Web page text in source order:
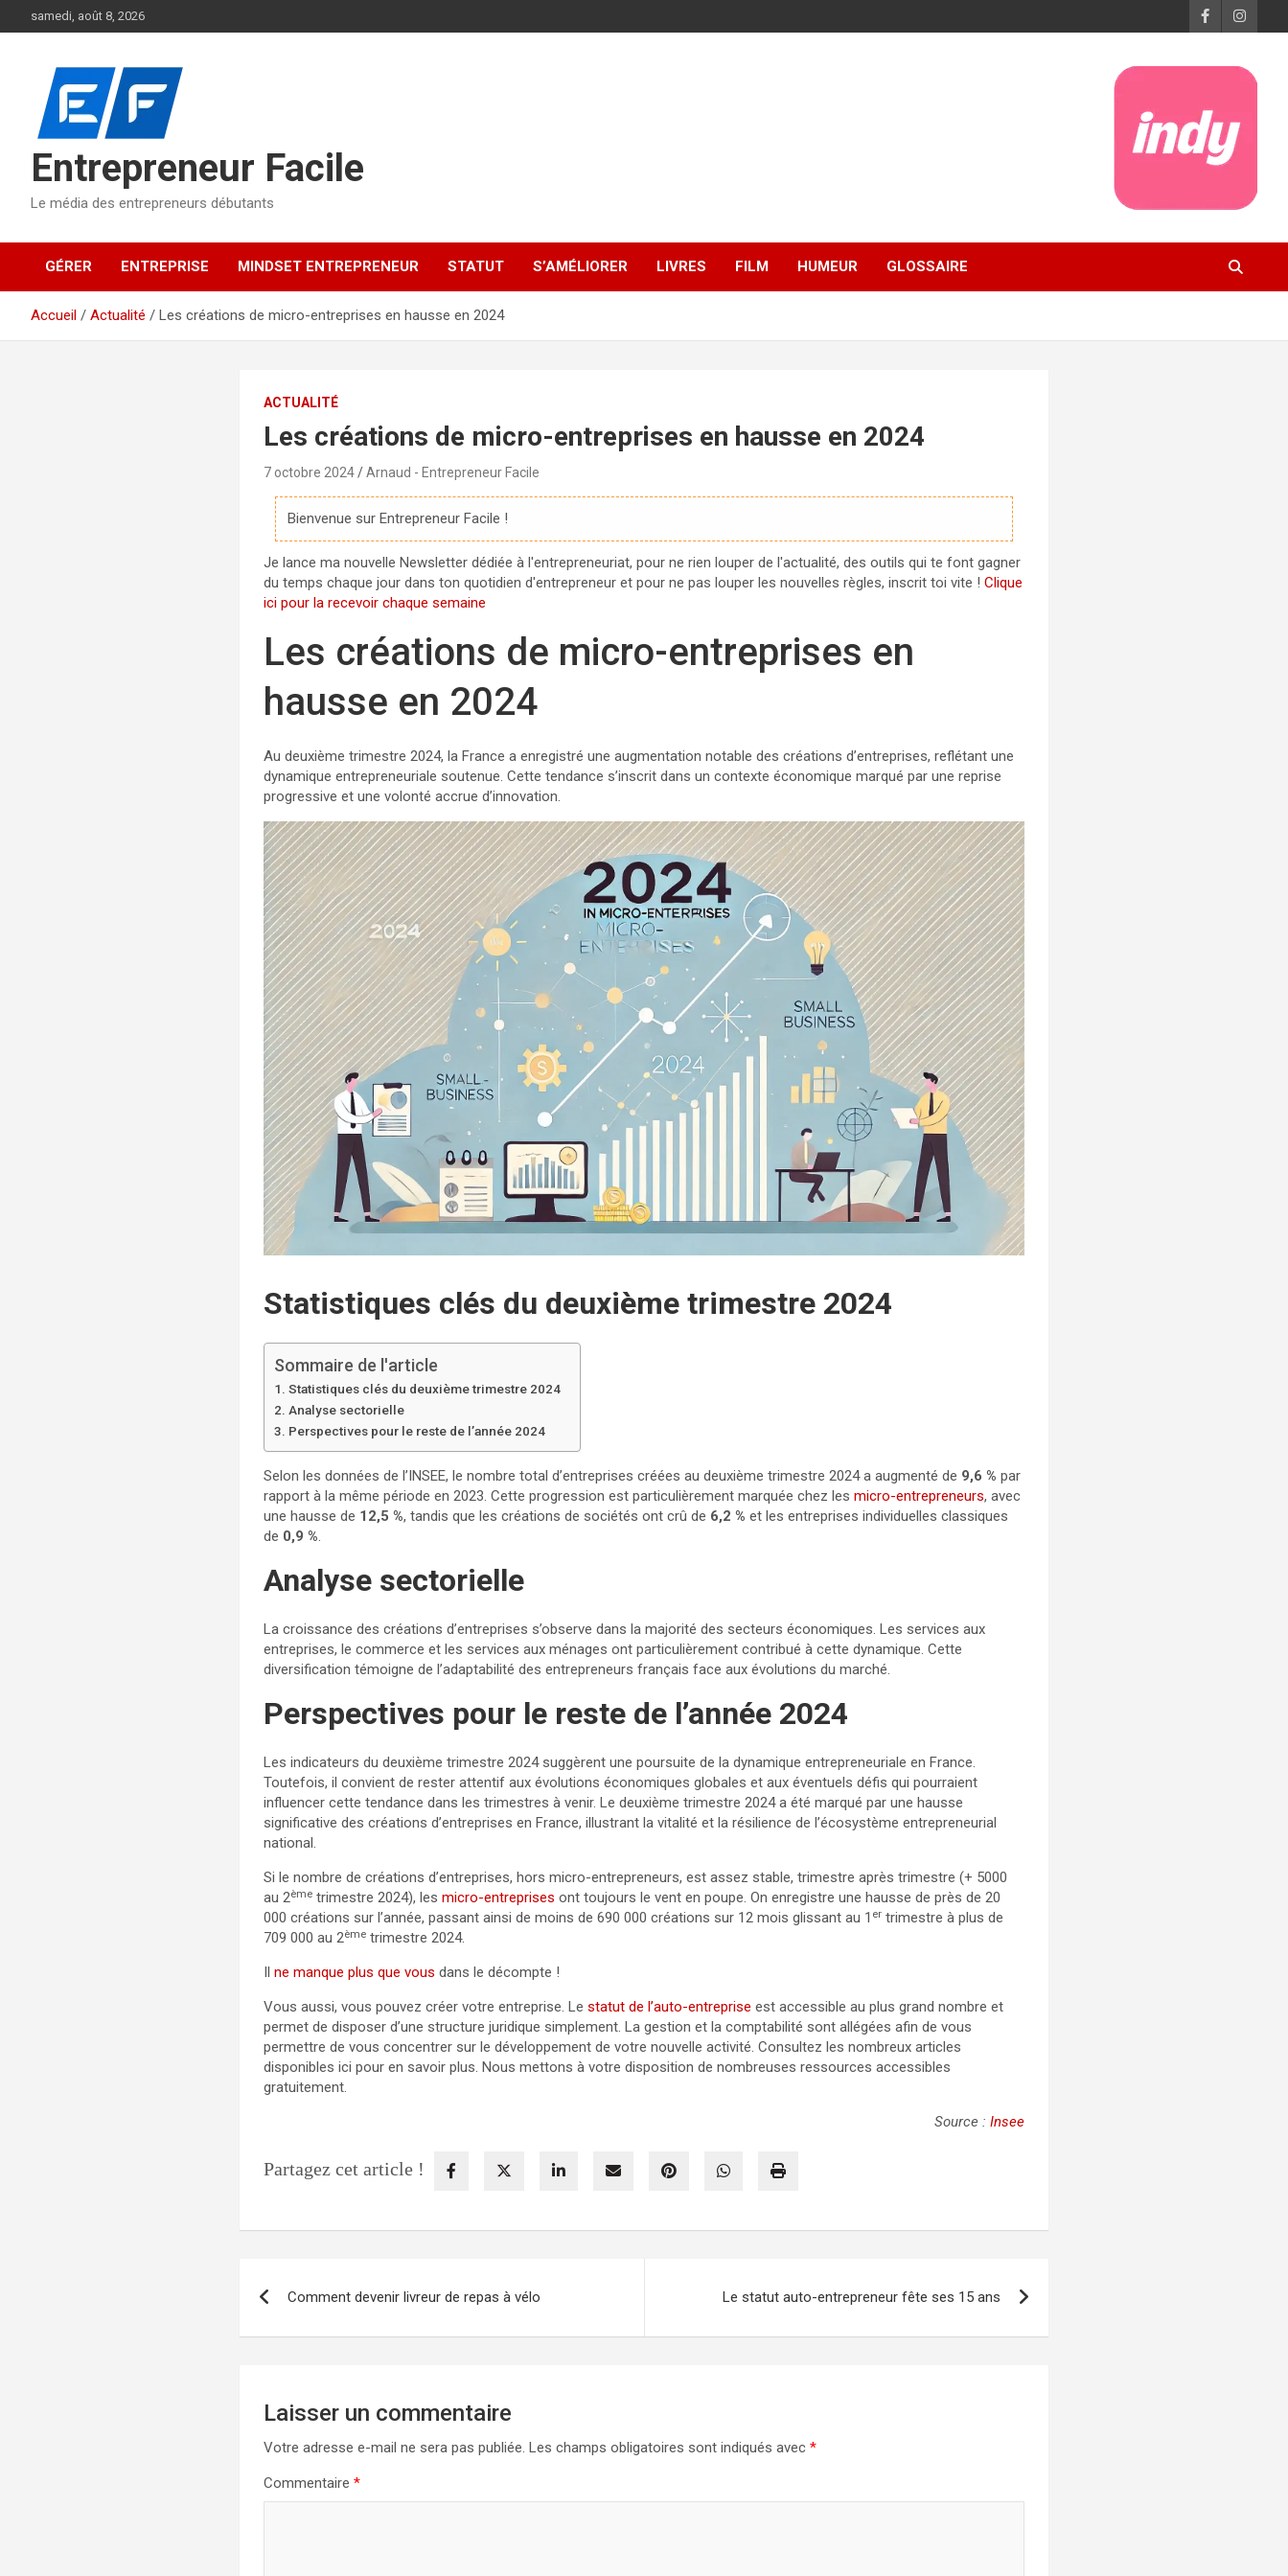
au
samedi, août 8, 2026
Entrepreneur Facile
Le média des entrepreneurs débutants
GÉRER ENTREPRISE MINDSET ENTREPRENEUR STATUT S’AMÉLIORER LIVRES FILM HUMEUR GLOSSAIRE
Accueil Actualité Les créations de micro-entreprises en hausse en 2024
ACTUALITÉ
Les créations de micro-entreprises en hausse en 2024
7 octobre 2024 Arnaud - Entrepreneur Facile
Bienvenue sur Entrepreneur Facile !
Je lance ma nouvelle Newsletter dédiée à l'entrepreneuriat, pour ne rien louper de l'actualité, des outils qui te font gagner
du temps chaque jour dans ton quotidien d'entrepreneur et pour ne pas louper les nouvelles règles, inscrit toi vite !Clique
ici pour la recevoir chaque semaine
Les créations de micro-entreprises en
hausse en 2024
Au deuxième trimestre 2024, la France a enregistré une augmentation notable des créations d’entreprises, reflétant une
dynamique entrepreneuriale soutenue. Cette tendance s’inscrit dans un contexte économique marqué par une reprise
progressive et une volonté accrue d’innovation.
Statistiques clés du deuxième trimestre 2024
Sommaire de l'article
Statistiques clés du deuxième trimestre 2024
Analyse sectorielle
Perspectives pour le reste de l’année 2024
Selon les données de l’INSEE, le nombre total d’entreprises créées au deuxième trimestre 2024 a augmenté de 9,6 % par
rapport à la même période en 2023. Cette progression est particulièrement marquée chez lesmicro-entrepreneurs, avec
une hausse de 12,5 %, tandis que les créations de sociétés ont crû de 6,2 % et les entreprises individuelles classiques
de 0,9 %.
Analyse sectorielle
La croissance des créations d’entreprises s’observe dans la majorité des secteurs économiques. Les services aux
entreprises, le commerce et les services aux ménages ont particulièrement contribué à cette dynamique. Cette
diversification témoigne de l’adaptabilité des entrepreneurs français face aux évolutions du marché.
Perspectives pour le reste de l’année 2024
Les indicateurs du deuxième trimestre 2024 suggèrent une poursuite de la dynamique entrepreneuriale en France.
Toutefois, il convient de rester attentif aux évolutions économiques globales et aux éventuels défis qui pourraient
influencer cette tendance dans les trimestres à venir. Le deuxième trimestre 2024 a été marqué par une hausse
significative des créations d’entreprises en France, illustrant la vitalité et la résilience de l’écosystème entrepreneurial
national.
Si le nombre de créations d’entreprises, hors micro-entrepreneurs, est assez stable, trimestre après trimestre (+ 5000
au 2ème trimestre 2024), lesmicro-entreprises ont toujours le vent en poupe. On enregistre une hausse de près de 20
000 créations sur l’année, passant ainsi de moins de 690 000 créations sur 12 mois glissant au 1 er trimestre à plus de
709 000 au 2ème trimestre 2024.
Ilne manque plus que vous dans le décompte !
Vous aussi, vous pouvez créer votre entreprise. Lestatut de l’auto-entreprise est accessible au plus grand nombre et
permet de disposer d’une structure juridique simplement. La gestion et la comptabilité sont allégées afin de vous
permettre de vous concentrer sur le développement de votre nouvelle activité. Consultez les nombreux articles
disponibles ici pour en savoir plus. Nous mettons à votre disposition de nombreuses ressources accessibles
gratuitement.
Source : Insee
Partagez cet article !
de
Comment devenir livreur de repas à vélo Le statut auto-entrepreneur fête ses 15 ans
Laisser un commentaire
Votre adresse e-mail ne sera pas publiée. Les champs obligatoires sont indiqués avec*
Commentaire*